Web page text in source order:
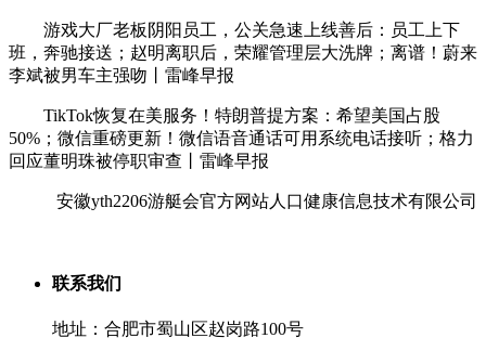
游戏大厂老板阴阳员工，公关急速上线善后：员工上下
班，奔驰接送；赵明离职后，荣耀管理层大洗牌；离谱！蔚来
李斌被男车主强吻丨雷峰早报
TikTok恢复在美服务！特朗普提方案：希望美国占股
50%；微信重磅更新！微信语音通话可用系统电话接听；格力
回应董明珠被停职审查丨雷峰早报
安徽yth2206游艇会官方网站人口健康信息技术有限公司
联系我们
地址：合肥市蜀山区赵岗路100号